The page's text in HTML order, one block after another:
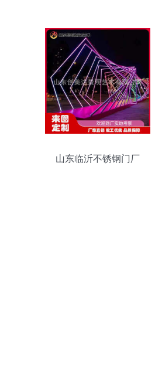
山东临沂不锈钢门厂